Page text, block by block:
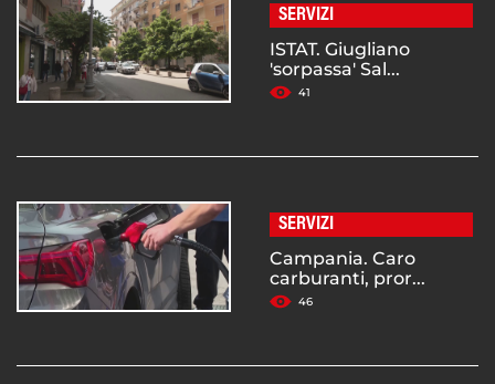
SERVIZI
ISTAT. Giugliano
'sorpassa' Sal...
41
SERVIZI
Campania. Caro
carburanti, pror...
46